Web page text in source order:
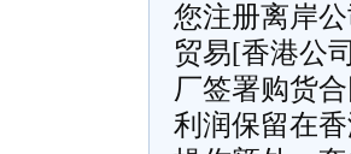
您注册离岸
贸易[香港公
厂签署购货
利润保留在